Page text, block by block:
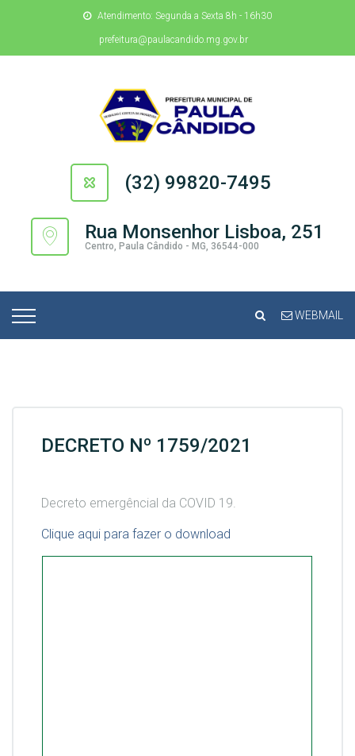
Atendimento: Segunda a Sexta 8h - 16h30
prefeitura@paulacandido.mg.gov.br
(32) 99820-7495
Rua Monsenhor Lisboa, 251
Centro, Paula Cândido - MG, 36544-000
WEBMAIL
DECRETO Nº 1759/2021
Decreto emergêncial da COVID 19.
Clique aqui para fazer o download